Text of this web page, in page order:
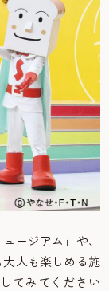
ージアム」や、
人も楽しめる施
てみてください